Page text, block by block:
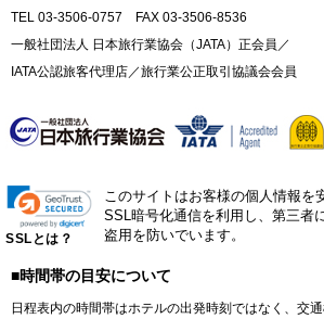
TEL 03-3506-0757 FAX 03-3506-8536
一般社団法人 日本旅行業協会（JATA）正会員／
IATA公認旅客代理店／旅行業公正取引協議会会員
SSLとは？
このサイトはお客様の個人情報を
SSL暗号化通信を利用し、第三者
盗用を防いでいます。
■時間帯の目安について
日程表内の時間帯はホテルの出発時刻ではなく、交